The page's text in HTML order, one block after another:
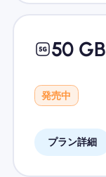
50 GB
発売中
プラン詳細